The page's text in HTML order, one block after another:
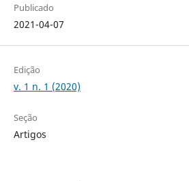
Publicado
2021-04-07
Edição
v. 1 n. 1 (2020)
Seção
Artigos